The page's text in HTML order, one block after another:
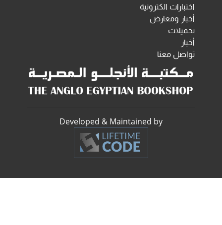
اختبارات الكترونية
أخبار ومعارض
تحميلات
أخبار
تواصل معنا
Developed & Maintained by